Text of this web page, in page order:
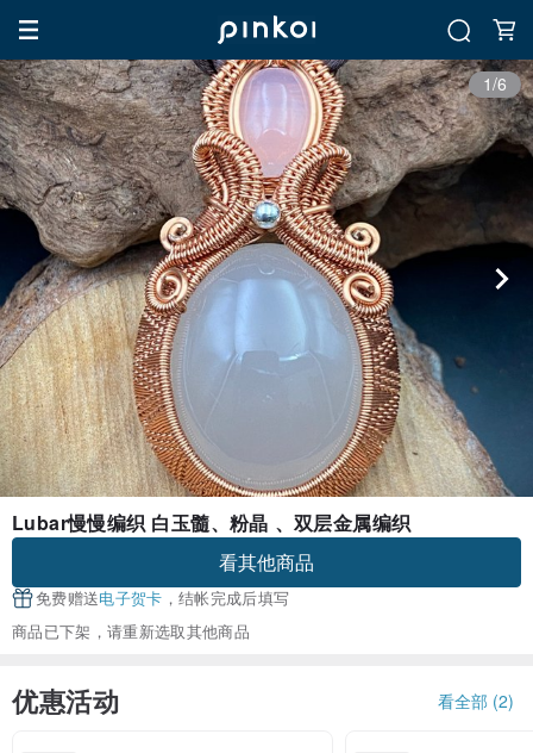
1/6
Lubar慢慢编织 白玉髓、粉晶 、双层金属编织
看其他商品
免费赠送电子贺卡 ，结帐完成后填写
商品已下架，请重新选取其他商品
优惠活动 看全部 (2)